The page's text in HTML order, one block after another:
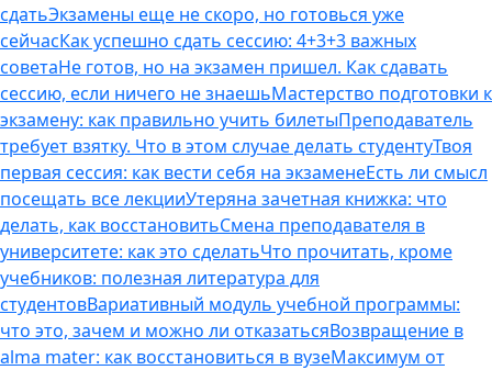
сдатьЭкзамены еще не скоро, но готовься уже
сейчасКак успешно сдать сессию: 4+3+3 важных
советаНе готов, но на экзамен пришел. Как сдавать
сессию, если ничего не знаешьМастерство подготовки к
экзамену: как правильно учить билетыПреподаватель
требует взятку. Что в этом случае делать студентуТвоя
первая сессия: как вести себя на экзаменеЕсть ли смысл
посещать все лекцииУтеряна зачетная книжка: что
делать, как восстановитьСмена преподавателя в
университете: как это сделатьЧто прочитать, кроме
учебников: полезная литература для
студентовВариативный модуль учебной программы:
что это, зачем и можно ли отказатьсяВозвращение в
alma mater: как восстановиться в вузеМаксимум от